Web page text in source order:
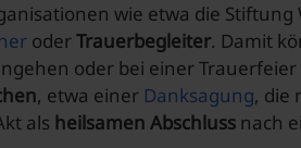
wie etwa die
oderTrauerbegleiter. Damit
oder bei einer Trauerfeier
, etwa einer Danksagung, die
als heilsamen Abschluss nach